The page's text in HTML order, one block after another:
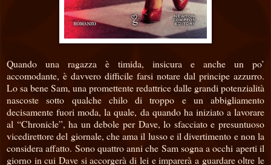
Quando una ragazza è timida, insicura e anche un po’
accomodante, è davvero difficile farsi notare dal principe azzurro.
Lo sa bene Sam, una promettente redattrice dalle grandi potenzialità
nascoste sotto qualche chilo di troppo e un abbigliamento
decisamente fuori moda, la quale, da quando ha iniziato a lavorare
al “Chronicle”, ha un debole per Dave, lo sfacciato e presuntuoso
vicedirettore del giornale, che ama il lusso e il divertimento e non la
considera affatto. Sono quattro anni che Sam sogna a occhi aperti il
giorno in cui Dave si accorgerà di lei e imparerà a guardare oltre le